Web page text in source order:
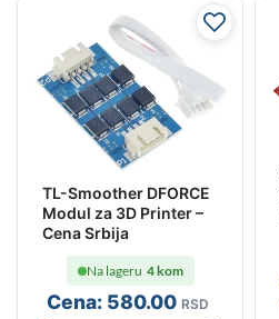
TL-Smoother DFORCE
Modul za 3D Printer –
Cena Srbija
Cena: 580.00 RSD
Na lageru 4 kom